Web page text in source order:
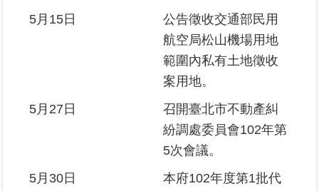
隱
安
5月15日
公告徵收交通部民用
航空局松山機場用地
範圍內私有土地徵收
案用地。
5月27日
召開臺北市不動產糾
紛調處委員會102年第
5次會議。
5月30日
本府102年度第1批代